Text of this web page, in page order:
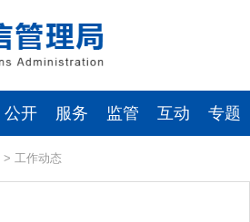
公开 服务 监管 互动 专题
> 工作动态